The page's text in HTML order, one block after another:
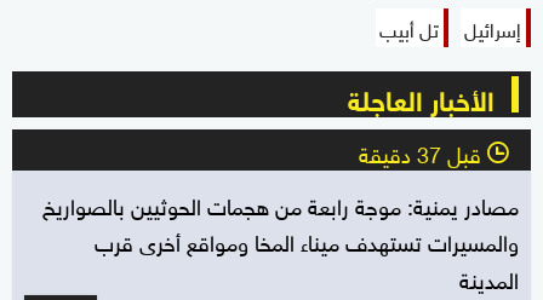
إسرائيل
تل أبيب
الأخبار العاجلة
l قبل 37 دقيقة
مصادر يمنية: موجة رابعة من هجمات الحوثيين بالصواريخ
والمسيرات تستهدف ميناء المخا ومواقع أخرى قرب
المدينة